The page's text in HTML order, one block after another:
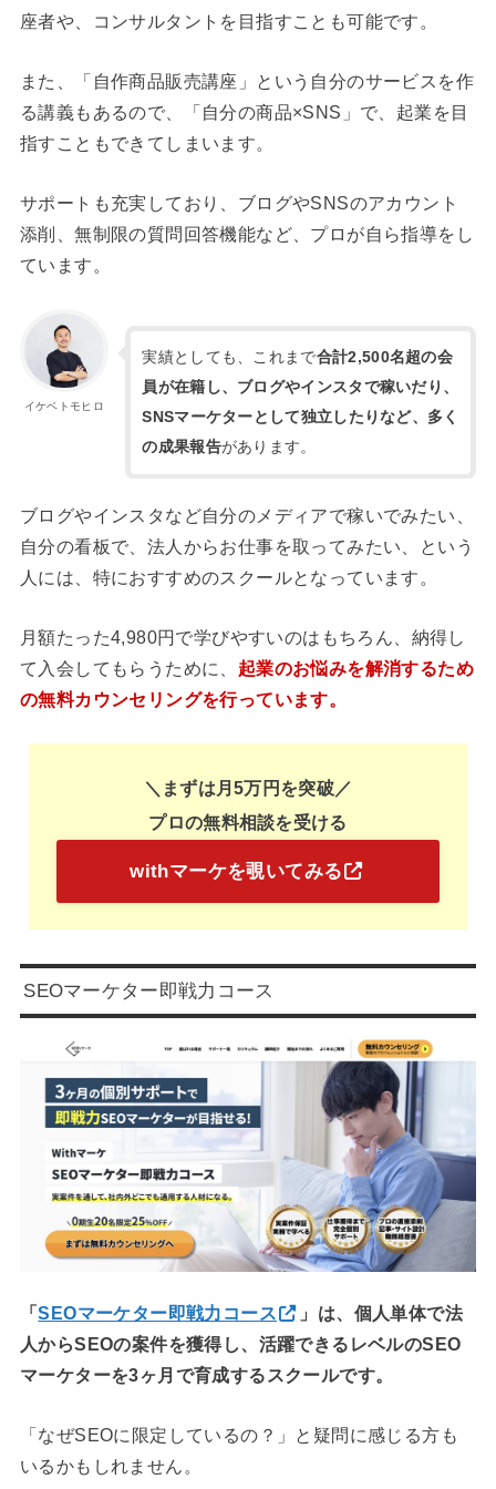
座者や、コンサルタントを目指すことも可能です。
また、「自作商品販売講座」という自分のサービスを作
る講義もあるので、「自分の商品×SNS」で、起業を目
指すこともできてしまいます。
サポートも充実しており、ブログやSNSのアカウント
添削、無制限の質問回答機能など、プロが自ら指導をし
ています。
イケベトモヒロ
実績としても、これまで合計2,500名超の会
員が在籍し、ブログやインスタで稼いだり、
SNSマーケターとして独立したりなど、多く
の成果報告があります。
ブログやインスタなど自分のメディアで稼いでみたい、
自分の看板で、法人からお仕事を取ってみたい、という
人には、特におすすめのスクールとなっています。
月額たった4,980円で学びやすいのはもちろん、納得し
て入会してもらうために、 起業のお悩みを解消するため
の無料カウンセリングを行っています。
＼まずは月5万円を突破／
プロの無料相談を受ける
withマーケを覗いてみる
SEOマーケター即戦力コース
「SEOマーケター即戦力コース
」は、個人単体で法
人からSEOの案件を獲得し、活躍できるレベルのSEO
マーケターを3ヶ月で育成するスクールです。
「なぜSEOに限定しているの？」と疑問に感じる方も
いるかもしれません。